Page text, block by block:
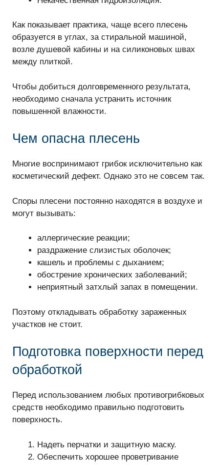
Как показывает практика, чаще всего плесень
образуется в углах, за стиральной машиной,
возле душевой кабины и на силиконовых швах
между плиткой.
Чтобы добиться долговременного результата,
необходимо сначала устранить источник
повышенной влажности.
Чем опасна плесень
Многие воспринимают грибок исключительно как
косметический дефект. Однако это не совсем так.
Споры плесени постоянно находятся в воздухе и
могут вызывать:
аллергические реакции;
раздражение слизистых оболочек;
кашель и проблемы с дыханием;
обострение хронических заболеваний;
неприятный затхлый запах в помещении.
Поэтому откладывать обработку зараженных
участков не стоит.
Подготовка поверхности перед
обработкой
Перед использованием любых противогрибковых
средств необходимо правильно подготовить
поверхность.
Надеть перчатки и защитную маску.
Обеспечить хорошее проветривание